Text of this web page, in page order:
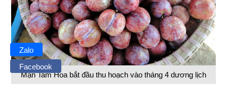
Mận Tam Hoa bắt đầu thu hoạch vào tháng 4 dương lịch
Zalo
Facebook